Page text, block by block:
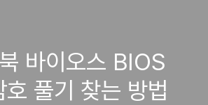
바이오스 BIOS
풀기 찾는 방법